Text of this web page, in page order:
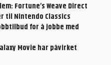
Fortune’s Weave Direct
til Nintendo Classics
for å jobbe med
Movie har påvirket